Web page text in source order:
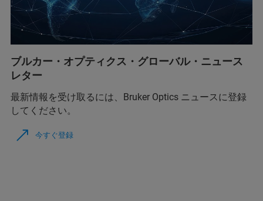
ブルカー・オプティクス・グローバル・ニュース
レター
最新情報を受け取るには、Bruker Optics ニュースに登録
してください。
今すぐ登録